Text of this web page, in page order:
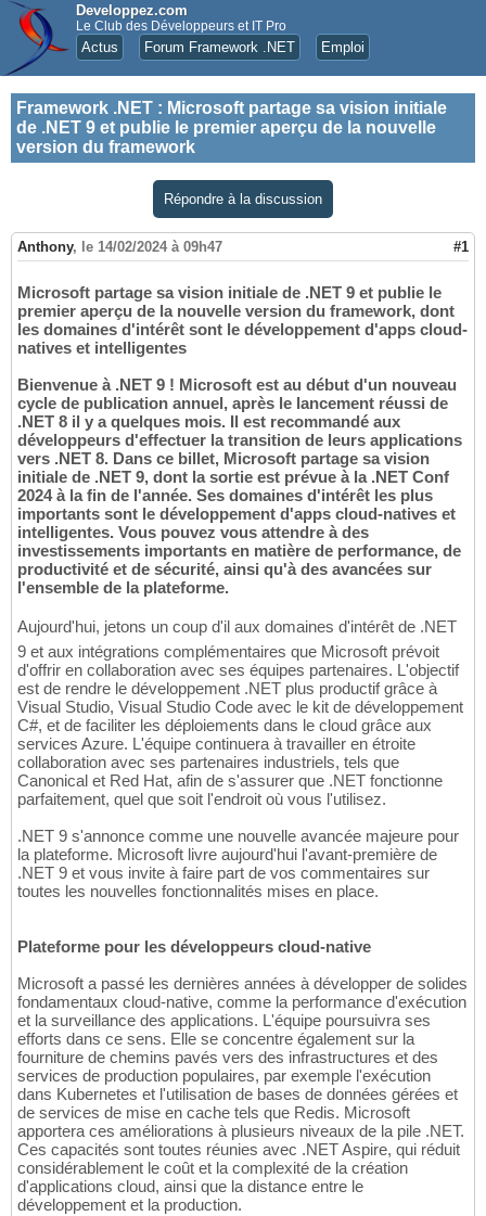
Developpez.com
Le Club des Développeurs et IT Pro
Actus Forum Framework .NET Emploi
Framework .NET : Microsoft partage sa vision initiale
de .NET 9 et publie le premier aperçu de la nouvelle
version du framework
Répondre à la discussion
Anthony, le 14/02/2024 à 09h47 #1
Microsoft partage sa vision initiale de .NET 9 et publie le
premier aperçu de la nouvelle version du framework, dont
les domaines d'intérêt sont le développement d'apps cloud-
natives et intelligentes
Bienvenue à .NET 9 ! Microsoft est au début d'un nouveau
cycle de publication annuel, après le lancement réussi de
.NET 8 il y a quelques mois. Il est recommandé aux
développeurs d'effectuer la transition de leurs applications
vers .NET 8. Dans ce billet, Microsoft partage sa vision
initiale de .NET 9, dont la sortie est prévue à la .NET Conf
2024 à la fin de l'année. Ses domaines d'intérêt les plus
importants sont le développement d'apps cloud-natives et
intelligentes. Vous pouvez vous attendre à des
investissements importants en matière de performance, de
productivité et de sécurité, ainsi qu'à des avancées sur
l'ensemble de la plateforme.
Aujourd'hui, jetons un coup d'il aux domaines d'intérêt de .NET
9 et aux intégrations complémentaires que Microsoft prévoit
d'offrir en collaboration avec ses équipes partenaires. L'objectif
est de rendre le développement .NET plus productif grâce à
Visual Studio, Visual Studio Code avec le kit de développement
C#, et de faciliter les déploiements dans le cloud grâce aux
services Azure. L'équipe continuera à travailler en étroite
collaboration avec ses partenaires industriels, tels que
Canonical et Red Hat, afin de s'assurer que .NET fonctionne
parfaitement, quel que soit l'endroit où vous l'utilisez.
.NET 9 s'annonce comme une nouvelle avancée majeure pour
la plateforme. Microsoft livre aujourd'hui l'avant-première de
.NET 9 et vous invite à faire part de vos commentaires sur
toutes les nouvelles fonctionnalités mises en place.
Plateforme pour les développeurs cloud-native
Microsoft a passé les dernières années à développer de solides
fondamentaux cloud-native, comme la performance d'exécution
et la surveillance des applications. L'équipe poursuivra ses
efforts dans ce sens. Elle se concentre également sur la
fourniture de chemins pavés vers des infrastructures et des
services de production populaires, par exemple l'exécution
dans Kubernetes et l'utilisation de bases de données gérées et
de services de mise en cache tels que Redis. Microsoft
apportera ces améliorations à plusieurs niveaux de la pile .NET.
Ces capacités sont toutes réunies avec .NET Aspire, qui réduit
considérablement le coût et la complexité de la création
d'applications cloud, ainsi que la distance entre le
développement et la production.